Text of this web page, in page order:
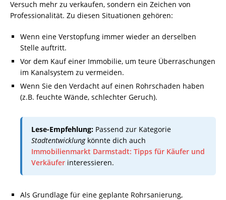
Versuch mehr zu verkaufen, sondern ein Zeichen von
Professionalität. Zu diesen Situationen gehören:
Wenn eine Verstopfung immer wieder an derselben
Stelle auftritt.
Vor dem Kauf einer Immobilie, um teure Überraschungen
im Kanalsystem zu vermeiden.
Wenn Sie den Verdacht auf einen Rohrschaden haben
(z.B. feuchte Wände, schlechter Geruch).
Lese-Empfehlung: Passend zur Kategorie
Stadtentwicklungkönnte dich auch
Immobilienmarkt Darmstadt: Tipps für Käufer und
Verkäufer interessieren.
Als Grundlage für eine geplante Rohrsanierung,